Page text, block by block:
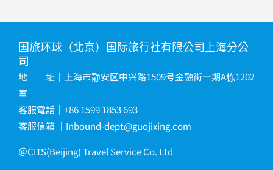
国旅环球（北京）国际旅行社有限公司上海分公
司
地 址｜上海市静安区中兴路1509号金融街一期A栋1202
室
客服電話｜+86 1599 1853 693
客服信箱 ｜ Inbound-dept@guojixing.com
＠CITS(Beijing) Travel Service Co. Ltd